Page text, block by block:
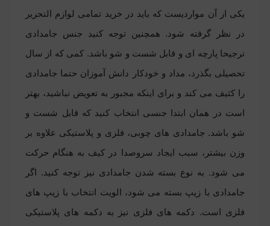
یکی از آن مواردیست که باید در خرید تمامی لوازم التحریر
در نظر گرفته شود. همچنین توجه کنید جنس جامدادی
ترجیحا پارچه ای و قابل شست و شو باشد. کمی که از سال
تحصیلی بگذرد، مداد و خودکار دانش آموزان حتما جامدادی
را کثیف می کند و برای اینکه مجبور به تعویض نباشید، بهتر
است در همان ابتدا جنسی انتخاب کنید که قابل شست و
شو باشد. جامدادی های چوبی، فلزی و پلاستیکی علاوه بر
وزن بیشتر، سبب ایجاد سروصدا در کیف به هنگام حرکت
می شود. به نوع بسته شدن جامدادی نیز توجه کنید. اگر
جامدادی با زیپ بسته می شود، الویت انتخاب با زیپ های
فلزی است. دکمه های فلزی نیز به دکمه های پلاستیکی